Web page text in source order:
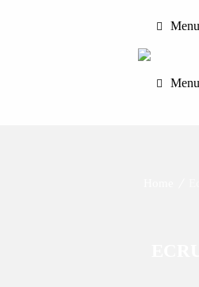
Menu
Menu